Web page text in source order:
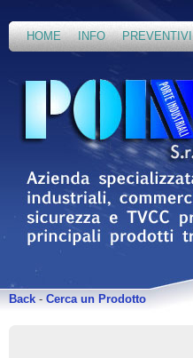
HOME INFO PREVENTIVI
Back - Cerca un Prodotto